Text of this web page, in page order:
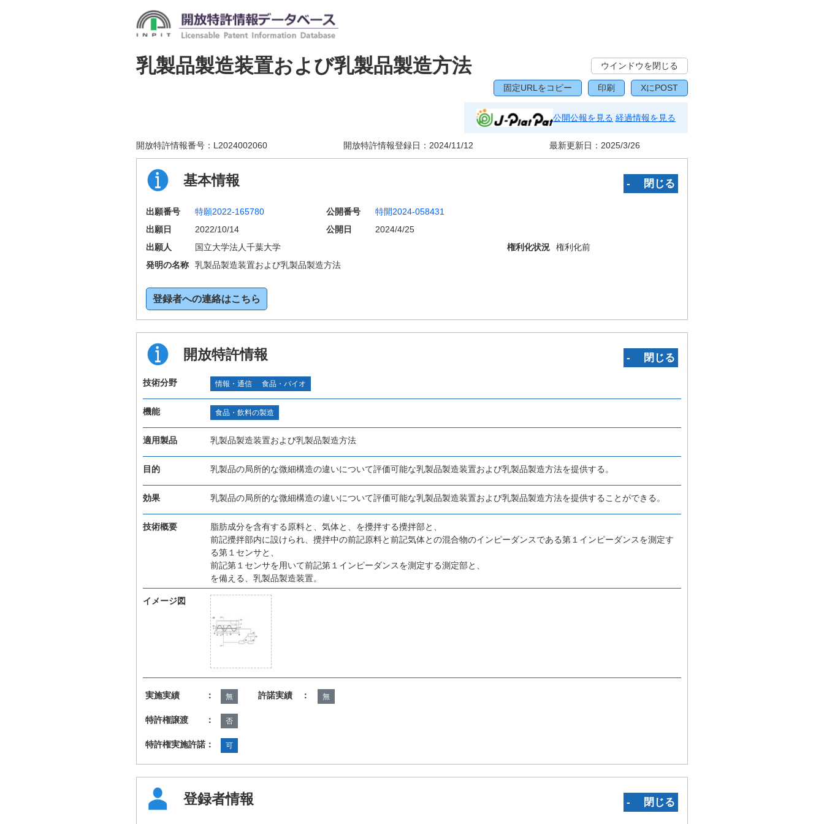
乳製品製造装置および乳製品製造方法 ウインドウを閉じる
固定URLをコピー 印刷 XにPOST
公開公報を見る 経過情報を見る
開放特許情報番号： L2024002060 開放特許情報登録日： 2024/11/12 最新更新日： 2025/3/26
基本情報 ‐ 閉じる
出願番号 特願2022-165780 公開番号
特開2024-058431
出願日
2022/10/14 公開日
2024/4/25
出願人
国立大学法人千葉大学 権利化状況
権利化前
発明の名称
乳製品製造装置および乳製品製造方法
登録者への連絡はこちら
開放特許情報 ‐ 閉じる
技術分野 情報・通信 食品・バイオ
機能 食品・飲料の製造
適用製品 乳製品製造装置および乳製品製造方法
目的 乳製品の局所的な微細構造の違いについて評価可能な乳製品製造装置および乳製品製造方法を提供する。
効果 乳製品の局所的な微細構造の違いについて評価可能な乳製品製造装置および乳製品製造方法を提供することができる。
技術概要
脂肪成分を含有する原料と、気体と、を攪拌する攪拌部と、
前記攪拌部内に設けられ、攪拌中の前記原料と前記気体との混合物のインピーダンスである第１インピーダンスを測定す
る第１センサと、
前記第１センサを用いて前記第１インピーダンスを測定する測定部と、
を備える、乳製品製造装置。
イメージ図
実施実績 ： 無 許諾実績 ： 無
特許権譲渡 ： 否
特許権実施許諾： 可
登録者情報 ‐ 閉じる